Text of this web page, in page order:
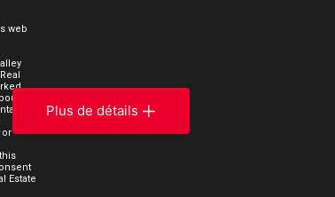
web
the
or
Estate
Plus de détails